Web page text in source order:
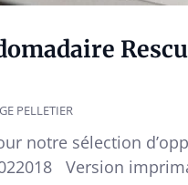
PELLETIER
notre sélection
Version